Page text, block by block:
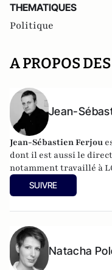
THEMATIQUES
Politique
A PROPOS
Jean-
Jean-Sébastien Ferjou
dont il est aussi le
notamment travaillé à
télévisuelle.
SUIVRE
Natacha